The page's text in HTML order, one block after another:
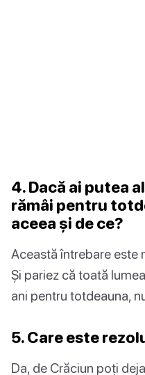
4. Dacă ai putea
rămâi pentru
aceea și de ce?
Această întrebare este
Și pariez că toată
ani pentru totdeauna,
5. Care este
Da, de Crăciun poți